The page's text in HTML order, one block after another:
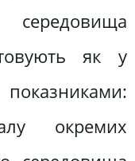
як у
окремих